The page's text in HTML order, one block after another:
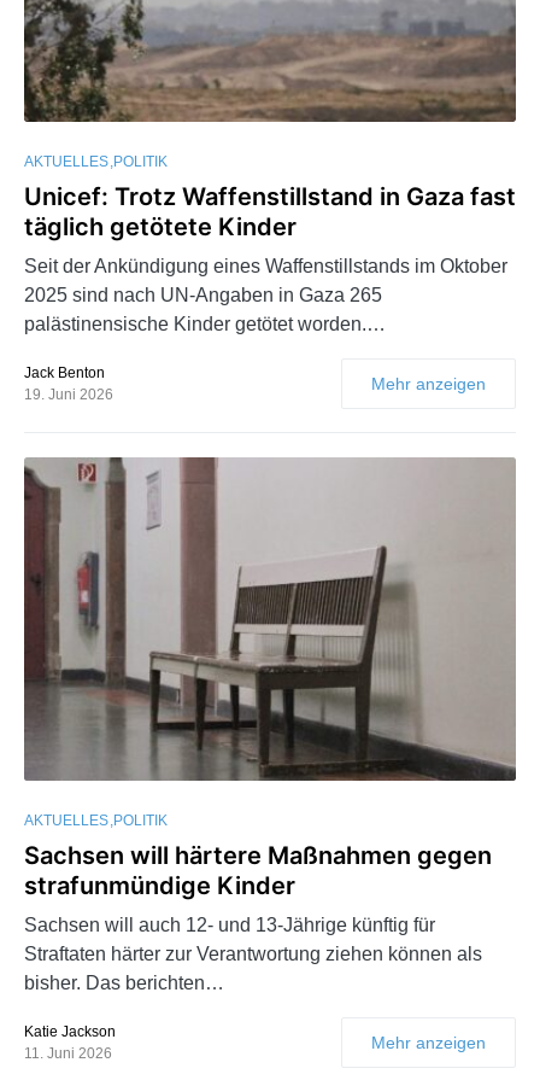
AKTUELLES POLITIK
Unicef: Trotz Waffenstillstand in Gaza fast
täglich getötete Kinder
Seit der Ankündigung eines Waffenstillstands im Oktober
2025 sind nach UN-Angaben in Gaza 265
palästinensische Kinder getötet worden.…
Jack Benton
19. Juni 2026
Mehr anzeigen
AKTUELLES POLITIK
Sachsen will härtere Maßnahmen gegen
strafunmündige Kinder
Sachsen will auch 12- und 13-Jährige künftig für
Straftaten härter zur Verantwortung ziehen können als
bisher. Das berichten…
Katie Jackson
11. Juni 2026
Mehr anzeigen